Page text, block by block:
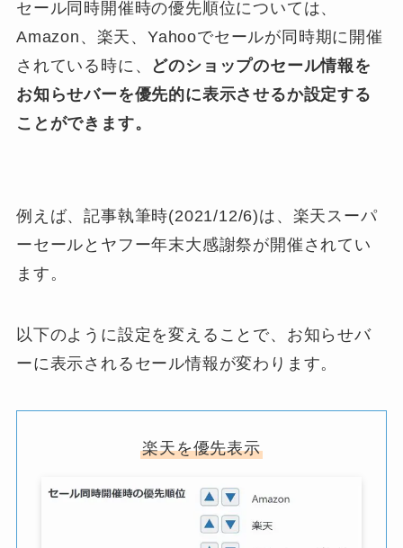
セール同時開催時の優先順位については、
Amazon、楽天、Yahooでセールが同時期に開催
されている時に、
どのショップのセール情報を
お知らせバーを優先的に表示させるか設定する
ことができます。
例えば、記事執筆時(2021/12/6)は、楽天スーパ
ーセールとヤフー年末大感謝祭が開催されてい
ます。
以下のように設定を変えることで、お知らせバ
ーに表示されるセール情報が変わります。
楽天を優先表示